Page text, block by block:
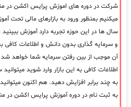
شرکت در دوره های اموزش پرایس اکشن در
میکنیم بمنظور ورود به بازارهای مالی تحت
سال ها در این حوزه تجربه دارد آموزش ببینید
و سرمایه گذاری بدون دانش و اطلاعات کافی
آن موجب از بین رفتن سرمایه شما خواهد شد
اطلاعات کافی به این بازار وارد شوید
به چند برابر افزایش دهید. هم اکنون
به ثبت نام در دوره آموزش پرایس اکشن در